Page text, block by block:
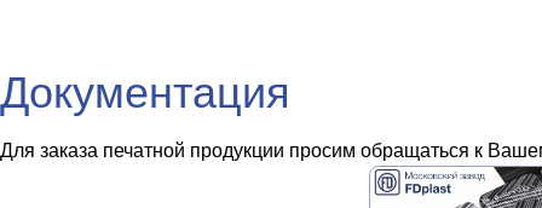
Документация
Для заказа печатной продукции просим обращаться к